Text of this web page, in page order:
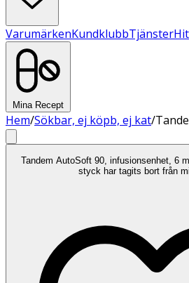
VarumärkenKundklubbTjänster
Mina Recept
Hem/Sökbar, ej köpb, ej kat/
Tandem AutoSoft 90, infusionsenhet, 6
styck har tagits bort från